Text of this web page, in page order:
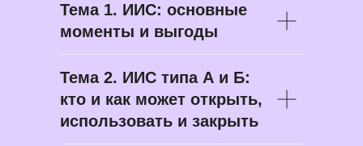
Тема 1. ИИС: основные
моменты и выгоды
Тема 2. ИИС типа А и Б:
кто и как может открыть,
использовать и закрыть